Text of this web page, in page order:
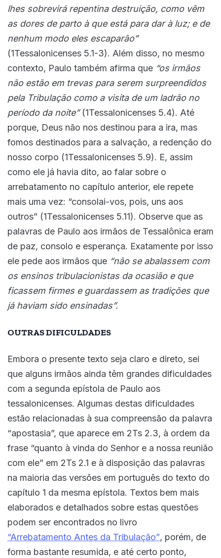
lhes sobrevirá repentina destruição, como vêm
as dores de parto à que está para dar à luz; e de
nenhum modo eles escaparão”
(1Tessalonicenses 5.1-3). Além disso, no mesmo
contexto, Paulo também afirma que “os irmãos
não estão em trevas para serem surpreendidos
pela Tribulação como a visita de um ladrão no
período da noite”(1Tessalonicenses 5.4). Até
porque, Deus não nos destinou para a ira, mas
fomos destinados para a salvação, a redenção do
nosso corpo (1Tessalonicenses 5.9). E, assim
como ele já havia dito, ao falar sobre o
arrebatamento no capítulo anterior, ele repete
mais uma vez: “consolai-vos, pois, uns aos
outros” (1Tessalonicenses 5.11). Observe que as
palavras de Paulo aos irmãos de Tessalônica eram
de paz, consolo e esperança. Exatamente por isso
ele pede aos irmãos que “não se abalassem com
os ensinos tribulacionistas da ocasião e que
ficassem firmes e guardassem as tradições que
já haviam sido ensinadas”.
OUTRAS DIFICULDADES
Embora o presente texto seja claro e direto, sei
que alguns irmãos ainda têm grandes dificuldades
com a segunda epístola de Paulo aos
tessalonicenses. Algumas destas dificuldades
estão relacionadas à sua compreensão da palavra
“apostasia”, que aparece em 2Ts 2.3, à ordem da
frase “quanto à vinda do Senhor e a nossa reunião
com ele” em 2Ts 2.1 e à disposição das palavras
na maioria das versões em português do texto do
capítulo 1 da mesma epístola. Textos bem mais
elaborados e detalhados sobre estas questões
podem ser encontrados no livro
“Arrebatamento Antes da Tribulação”, porém, de
forma bastante resumida, e até certo ponto,